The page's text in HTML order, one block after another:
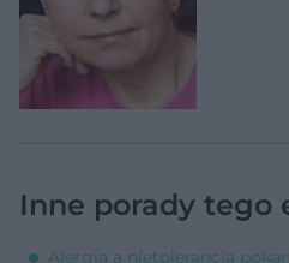
Inne porady tego
Alergia a nietolerancja